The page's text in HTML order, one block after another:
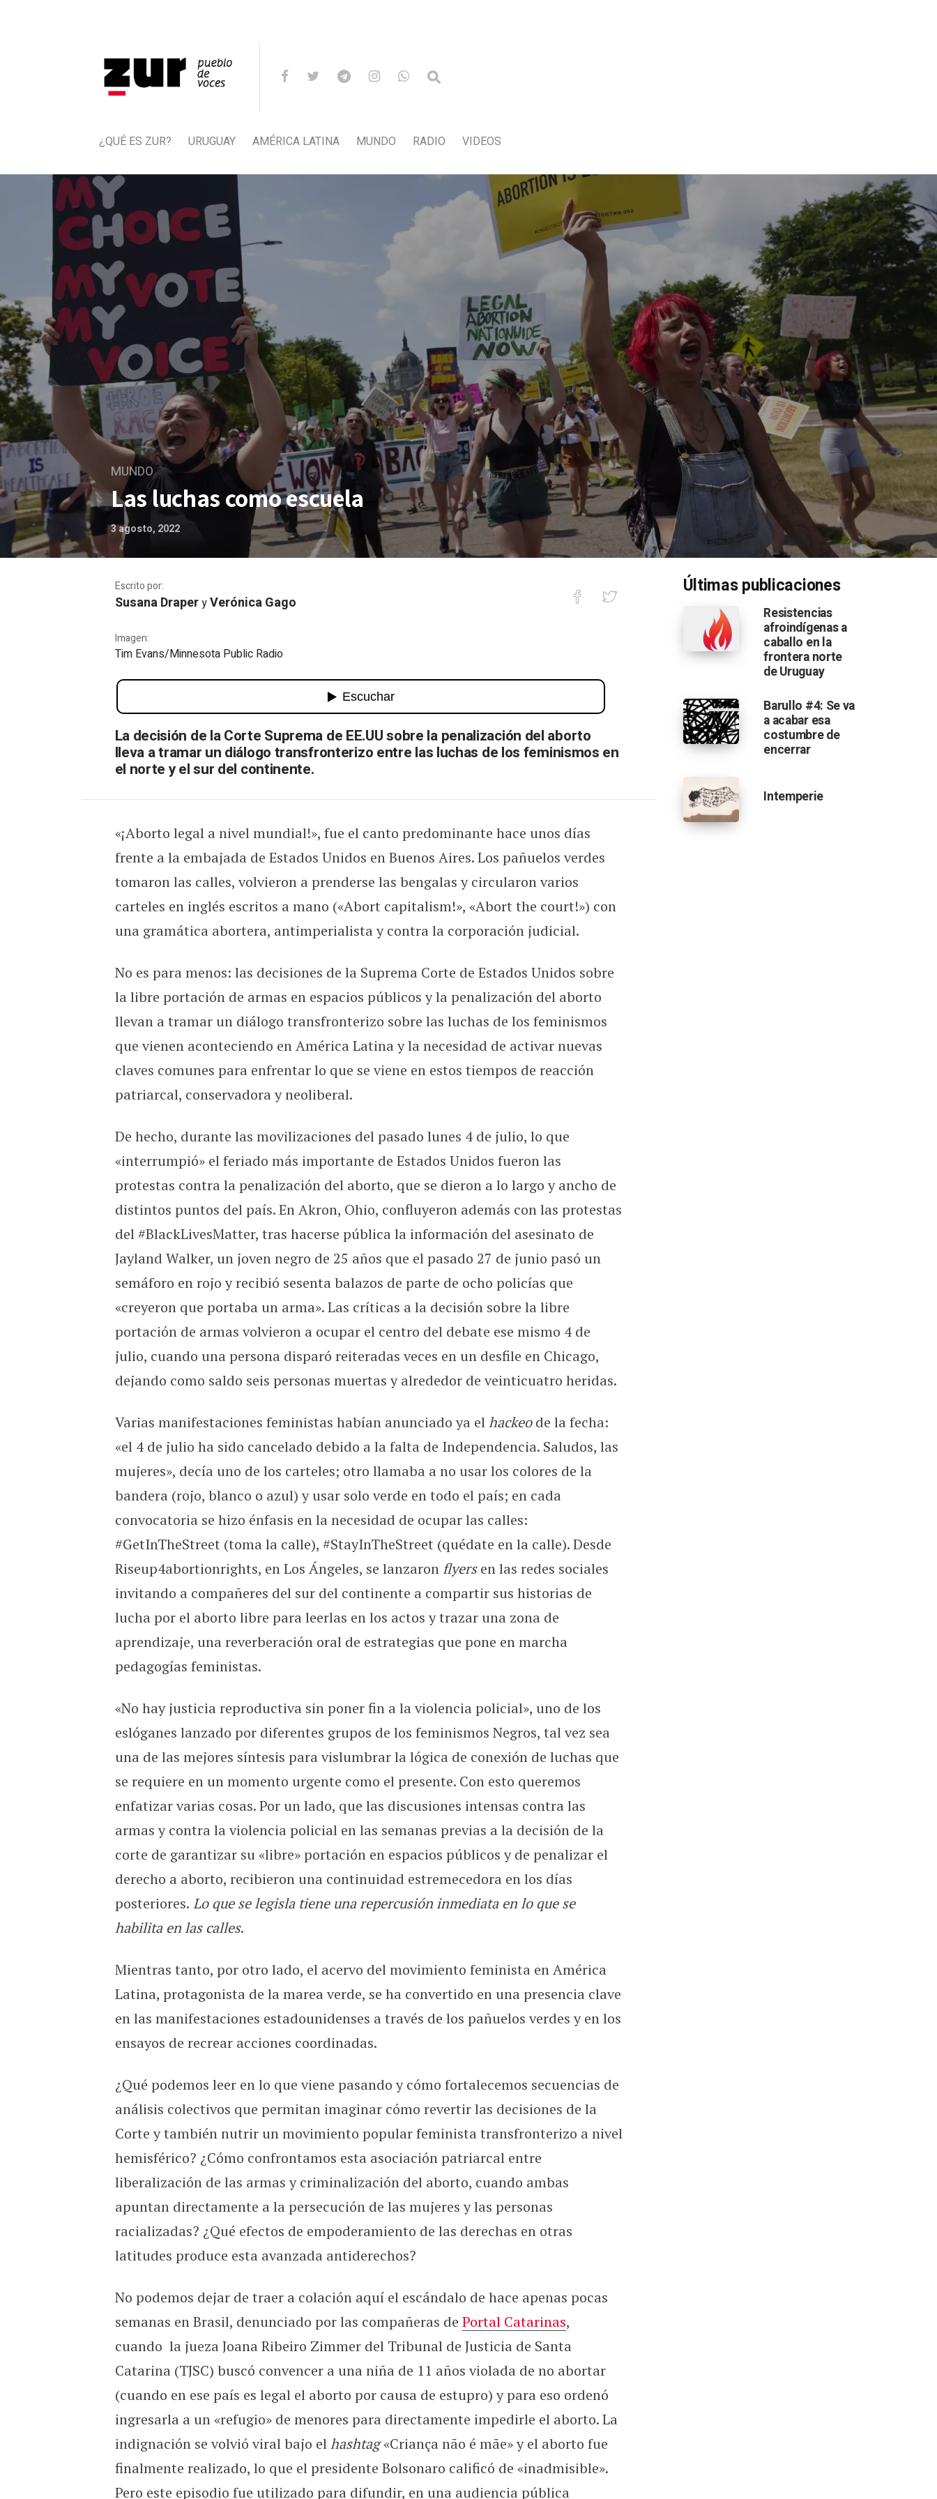
¿QUÉ ES ZUR? URUGUAY AMÉRICA LATINA MUNDO RADIO VIDEOS
MUNDO
Las luchas como escuela
3 agosto, 2022
Escrito por:
Susana DraperyVerónica Gago
Imagen:
Tim Evans/Minnesota Public Radio
Las luchas como escuela
La decisión de la Corte Suprema de EE.UU sobre la penalización del aborto
lleva a tramar un diálogo transfronterizo entre las luchas de los feminismos en
el norte y el sur del continente.
«¡Aborto legal a nivel mundial!», fue el canto predominante hace unos días
frente a la embajada de Estados Unidos en Buenos Aires. Los pañuelos verdes
tomaron las calles, volvieron a prenderse las bengalas y circularon varios
carteles en inglés escritos a mano («Abort capitalism!», «Abort the court!») con
una gramática abortera, antimperialista y contra la corporación judicial.
No es para menos: las decisiones de la Suprema Corte de Estados Unidos sobre
la libre portación de armas en espacios públicos y la penalización del aborto
llevan a tramar un diálogo transfronterizo sobre las luchas de los feminismos
que vienen aconteciendo en América Latina y la necesidad de activar nuevas
claves comunes para enfrentar lo que se viene en estos tiempos de reacción
patriarcal, conservadora y neoliberal.
De hecho, durante las movilizaciones del pasado lunes 4 de julio, lo que
«interrumpió» el feriado más importante de Estados Unidos fueron las
protestas contra la penalización del aborto, que se dieron a lo largo y ancho de
distintos puntos del país. En Akron, Ohio, confluyeron además con las protestas
del #BlackLivesMatter, tras hacerse pública la información del asesinato de
Jayland Walker, un joven negro de 25 años que el pasado 27 de junio pasó un
semáforo en rojo y recibió sesenta balazos de parte de ocho policías que
«creyeron que portaba un arma». Las críticas a la decisión sobre la libre
portación de armas volvieron a ocupar el centro del debate ese mismo 4 de
julio, cuando una persona disparó reiteradas veces en un desfile en Chicago,
dejando como saldo seis personas muertas y alrededor de veinticuatro heridas.
Varias manifestaciones feministas habían anunciado ya elhackeode la fecha:
«el 4 de julio ha sido cancelado debido a la falta de Independencia. Saludos, las
mujeres», decía uno de los carteles; otro llamaba a no usar los colores de la
bandera (rojo, blanco o azul) y usar solo verde en todo el país; en cada
convocatoria se hizo énfasis en la necesidad de ocupar las calles:
#GetInTheStreet (toma la calle), #StayInTheStreet (quédate en la calle). Desde
Riseup4abortionrights, en Los Ángeles, se lanzaron flyersen las redes sociales
invitando a compañeres del sur del continente a compartir sus historias de
lucha por el aborto libre para leerlas en los actos y trazar una zona de
aprendizaje, una reverberación oral de estrategias que pone en marcha
pedagogías feministas.
«No hay justicia reproductiva sin poner fin a la violencia policial», uno de los
eslóganes lanzado por diferentes grupos de los feminismos Negros, tal vez sea
una de las mejores síntesis para vislumbrar la lógica de conexión de luchas que
se requiere en un momento urgente como el presente. Con esto queremos
enfatizar varias cosas. Por un lado, que las discusiones intensas contra las
armas y contra la violencia policial en las semanas previas a la decisión de la
corte de garantizar su «libre» portación en espacios públicos y de penalizar el
derecho a aborto, recibieron una continuidad estremecedora en los días
posteriores. Lo que se legisla tiene una repercusión inmediata en lo que se
habilita en las calles.
Mientras tanto, por otro lado, el acervo del movimiento feminista en América
Latina, protagonista de la marea verde, se ha convertido en una presencia clave
en las manifestaciones estadounidenses a través de los pañuelos verdes y en los
ensayos de recrear acciones coordinadas.
¿Qué podemos leer en lo que viene pasando y cómo fortalecemos secuencias de
análisis colectivos que permitan imaginar cómo revertir las decisiones de la
Corte y también nutrir un movimiento popular feminista transfronterizo a nivel
hemisférico? ¿Cómo confrontamos esta asociación patriarcal entre
liberalización de las armas y criminalización del aborto, cuando ambas
apuntan directamente a la persecución de las mujeres y las personas
racializadas? ¿Qué efectos de empoderamiento de las derechas en otras
latitudes produce esta avanzada antiderechos?
No podemos dejar de traer a colación aquí el escándalo de hace apenas pocas
semanas en Brasil, denunciado por las compañeras de Portal Catarinas,
cuando la jueza Joana Ribeiro Zimmer del Tribunal de Justicia de Santa
Catarina (TJSC) buscó convencer a una niña de 11 años violada de no abortar
(cuando en ese país es legal el aborto por causa de estupro) y para eso ordenó
ingresarla a un «refugio» de menores para directamente impedirle el aborto. La
indignación se volvió viral bajo elhashtag«Criança não é mãe» y el aborto fue
finalmente realizado, lo que el presidente Bolsonaro calificó de «inadmisible».
Pero este episodio fue utilizado para difundir, en una audiencia pública
Últimas publicaciones
Resistencias
afroindígenas a
caballo en la
frontera norte
de Uruguay
Barullo #4: Se va
a acabar esa
costumbre de
encerrar
Intemperie